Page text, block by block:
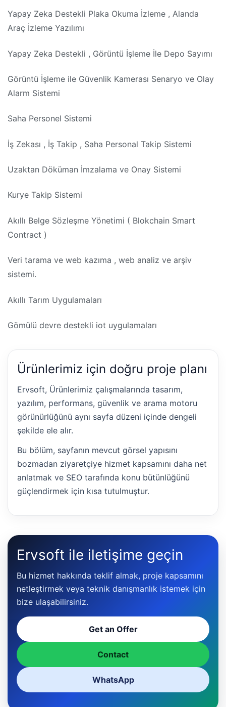
Yapay Zeka Destekli Plaka Okuma İzleme , Alanda
Araç İzleme Yazılımı
Yapay Zeka Destekli , Görüntü İşleme İle Depo Sayımı
Görüntü İşleme ile Güvenlik Kamerası Senaryo ve Olay
Alarm Sistemi
Saha Personel Sistemi
İş Zekası , İş Takip , Saha Personal Takip Sistemi
Uzaktan Döküman İmzalama ve Onay Sistemi
Kurye Takip Sistemi
Akıllı Belge Sözleşme Yönetimi ( Blokchain Smart
Contract )
Veri tarama ve web kazıma , web analiz ve arşiv
sistemi.
Akıllı Tarım Uygulamaları
Gömülü devre destekli iot uygulamaları
Ürünlerimiz için doğru proje planı
Ervsoft, Ürünlerimiz çalışmalarında tasarım,
yazılım, performans, güvenlik ve arama motoru
görünürlüğünü aynı sayfa düzeni içinde dengeli
şekilde ele alır.
Bu bölüm, sayfanın mevcut görsel yapısını
bozmadan ziyaretçiye hizmet kapsamını daha net
anlatmak ve SEO tarafında konu bütünlüğünü
güçlendirmek için kısa tutulmuştur.
Ervsoft ile iletişime geçin
Bu hizmet hakkında teklif almak, proje kapsamını
netleştirmek veya teknik danışmanlık istemek için
bize ulaşabilirsiniz.
Get an Offer
Contact
WhatsApp